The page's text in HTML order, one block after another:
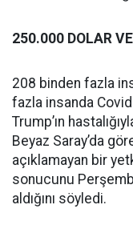
250.000 DOLAR
208 binden fazla
fazla insanda
Trump’ın
Beyaz Saray’da
açıklamayan bir
sonucunu
aldığını söyledi.